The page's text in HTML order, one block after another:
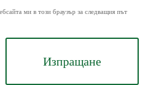
ми в този браузър за следващия път
Изпращане